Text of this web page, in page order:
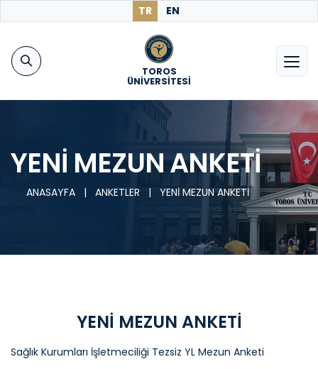
TR EN
TOROS
ÜNİVERSİTESİ
YENİ MEZUN ANKETİ
ANASAYFA | ANKETLER | YENİ MEZUN ANKETİ
YENİ MEZUN ANKETİ
Sağlık Kurumları İşletmeciliği Tezsiz YL Mezun Anketi